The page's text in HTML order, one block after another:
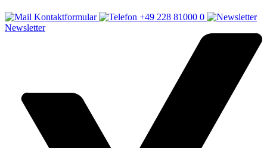
Kontaktformular
+49 228 81000 0
Newsletter